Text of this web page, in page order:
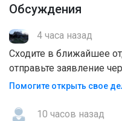
Обсуждения
4 часа назад
Сходите в ближайшее
отправьте заявление
Помогите открыть свое
10 часов назад